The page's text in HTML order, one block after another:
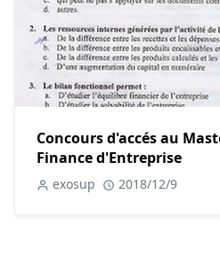
Concours d'accés au
Finance d'Entreprise
exosup 2018/12/9